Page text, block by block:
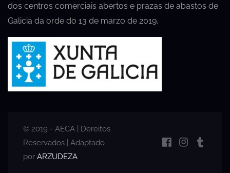
dos centros comerciais abertos e prazas de abastos de
Galicia da orde do 13 de marzo de 2019.
© 2019 - AECA | Dereitos
Reservados | Adaptado
por ARZUDEZA